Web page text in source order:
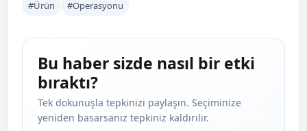
#Ürün
#Operasyonu
Bu haber sizde nasıl bir etki
bıraktı?
Tek dokunuşla tepkinizi paylaşın. Seçiminize
yeniden basarsanız tepkiniz kaldırılır.